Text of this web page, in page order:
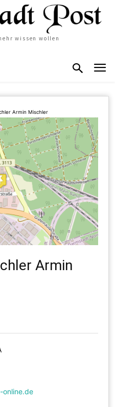
wissen wollen
Armin Mischler
Armin
online.de